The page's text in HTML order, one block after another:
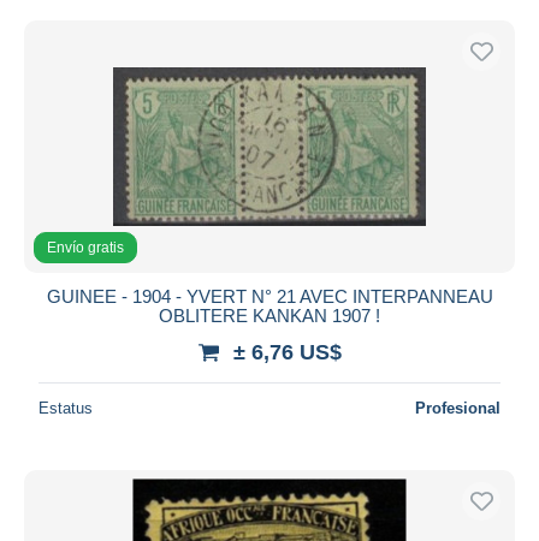
Envío gratis
GUINEE - 1904 - YVERT N° 21 AVEC INTERPANNEAU
OBLITERE KANKAN 1907 !
± 6,76 US$
Estatus Profesional